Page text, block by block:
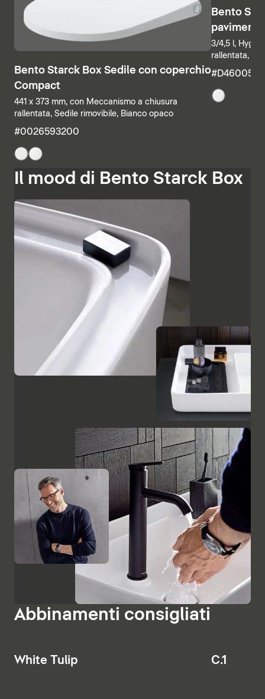
Bento Starck Box Sedile con coperchio
Compact
441 x 373 mm, con Meccanismo a chiusura
rallentata, Sedile rimovibile, Bianco opaco
#0026593200
Bento
3/4,5 l,
rallentata,
Il mood di Bento Starck Box
Abbinamenti consigliati
White Tulip C.1